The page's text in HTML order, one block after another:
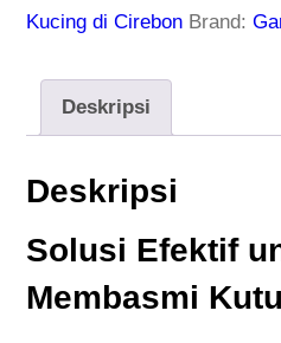
Kucing di Cirebon Brand:
Deskripsi
Deskripsi
Solusi Efektif
Membasmi